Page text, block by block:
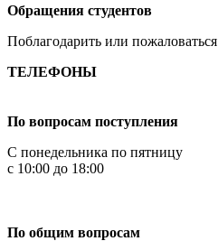
Обращения студентов
Поблагодарить или пожаловаться
ТЕЛЕФОНЫ
По вопросам поступления
С понедельника по пятницу
с 10:00 до 18:00
По общим вопросам